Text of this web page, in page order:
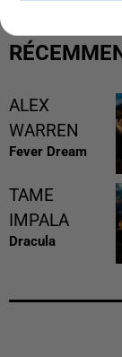
ALEX
WARREN
Fever Dream
TAME
IMPALA
Dracula